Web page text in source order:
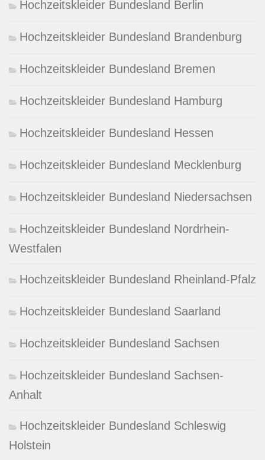
Hochzeitskleider Bundesland Berlin
Hochzeitskleider Bundesland Brandenburg
Hochzeitskleider Bundesland Bremen
Hochzeitskleider Bundesland Hamburg
Hochzeitskleider Bundesland Hessen
Hochzeitskleider Bundesland Mecklenburg
Hochzeitskleider Bundesland Niedersachsen
Hochzeitskleider Bundesland Nordrhein-
Westfalen
Hochzeitskleider Bundesland Rheinland-Pfalz
Hochzeitskleider Bundesland Saarland
Hochzeitskleider Bundesland Sachsen
Hochzeitskleider Bundesland Sachsen-
Anhalt
Hochzeitskleider Bundesland Schleswig
Holstein